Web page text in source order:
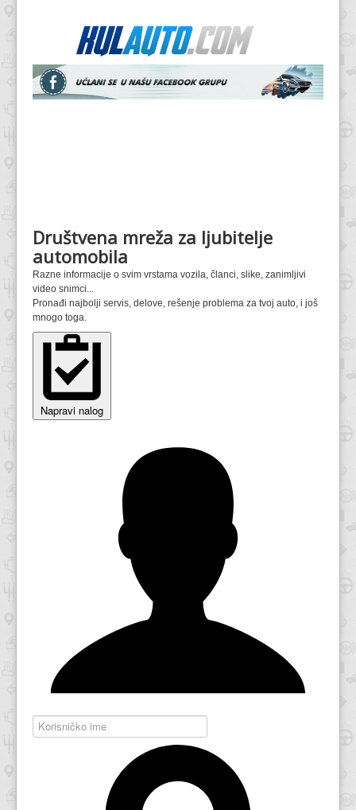
Društvena mreža za ljubitelje
automobila
Razne informacije o svim vrstama vozila, članci, slike, zanimljivi
video snimci...
Pronađi najbolji servis, delove, rešenje problema za tvoj auto, i još
mnogo toga.
Napravi nalog